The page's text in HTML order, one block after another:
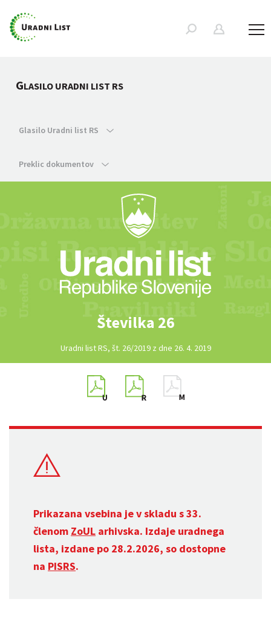
GLASILO URADNI LIST RS
Glasilo Uradni list RS
Preklic dokumentov
Številka 26
Uradni list RS, št. 26/2019 z dne 26. 4. 2019
Prikazana vsebina je v skladu s 33.
členom ZoUL arhivska. Izdaje uradnega
lista, izdane po 28.2.2026, so dostopne
na PISRS.